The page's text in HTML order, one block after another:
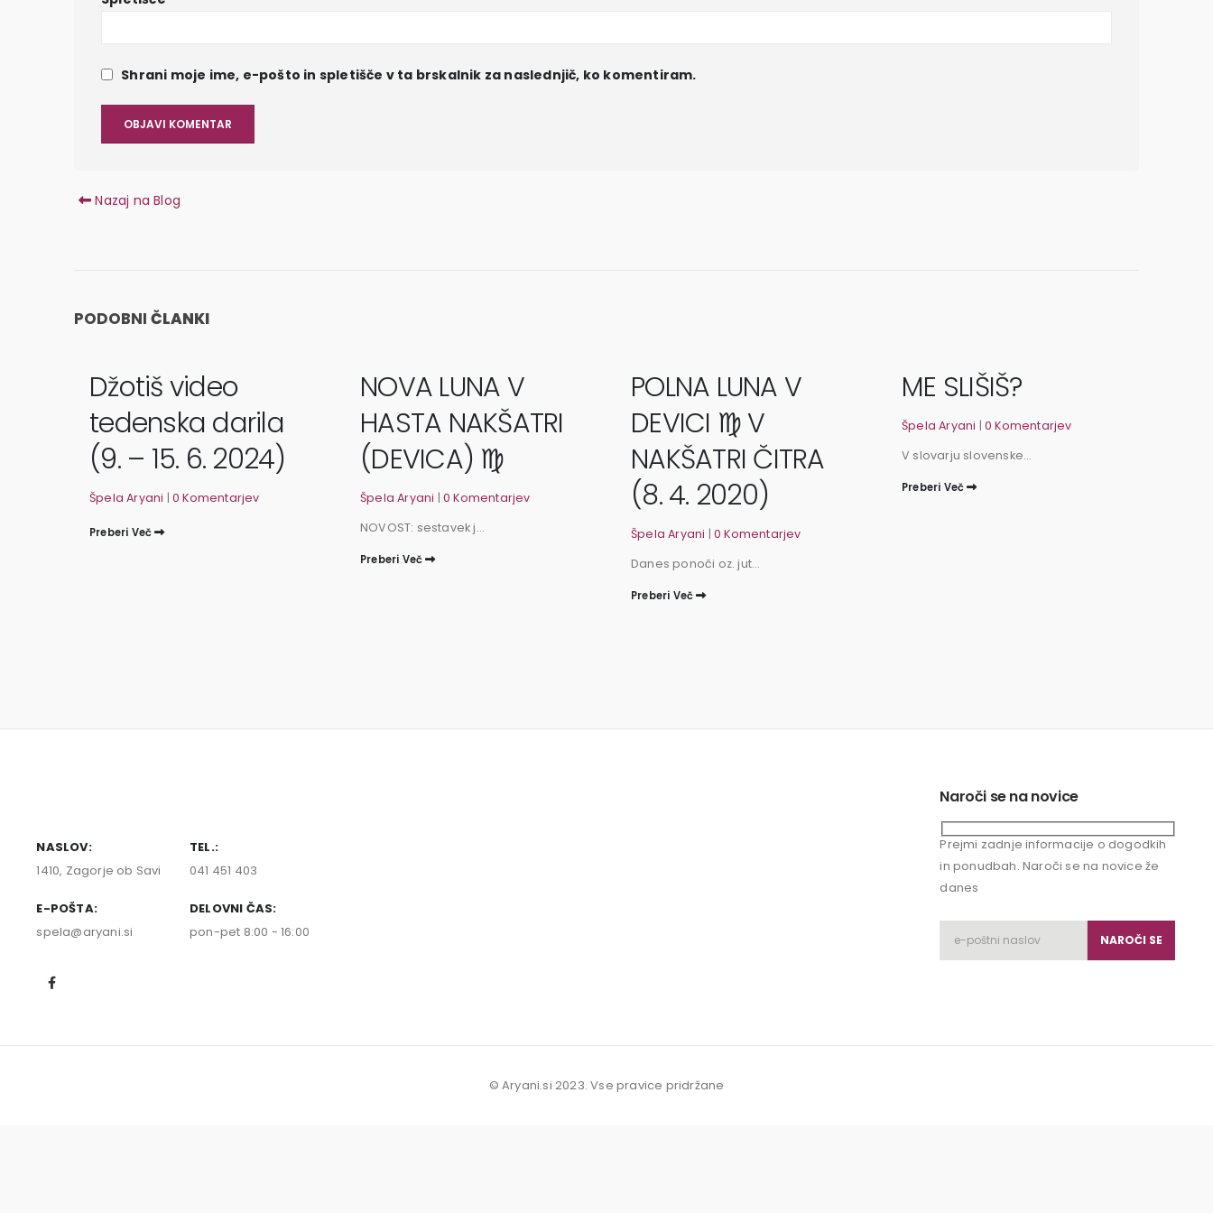
Shrani moje ime, e-pošto in spletišče v ta brskalnik za naslednjič, ko komentiram.
Nazaj na Blog
PODOBNI ČLANKI
Džotiš video
tedenska darila
(9. – 15. 6. 2024)
Špela Aryani |0 Komentarjev
Preberi Več
NOVA LUNA V
HASTA NAKŠATRI
(DEVICA) ♍
Špela Aryani |0 Komentarjev
NOVOST: sestavek j...
Preberi Več
POLNA LUNA V
DEVICI ♍️ V
NAKŠATRI ČITRA
(8. 4. 2020)
Špela Aryani |0 Komentarjev
Danes ponoči oz. jut...
Preberi Več
ME SLIŠIŠ?
Špela Aryani |0 Komentarjev
V slovarju slovenske...
Preberi Več
NASLOV:
1410, Zagorje ob Savi
TEL.:
041 451 403
E-POŠTA:
spela@aryani.si
DELOVNI ČAS:
pon-pet 8:00 - 16:00
Naroči se na novice
Prejmi zadnje informacije o dogodkih
in ponudbah. Naroči se na novice že
danes
© Aryani.si 2023. Vse pravice pridržane